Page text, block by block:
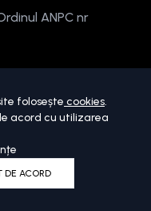
ANPC nr
folosește cookies.
acord cu utilizarea
DE ACORD